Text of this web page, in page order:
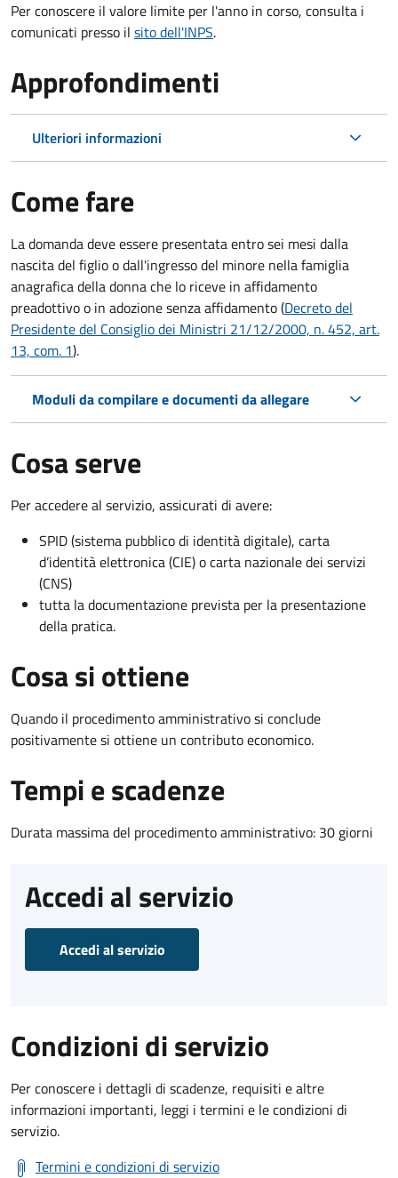
Per conoscere il valore limite per l'anno in corso, consulta i
comunicati presso il sito dell'INPS.
Approfondimenti
Ulteriori informazioni
Come fare
La domanda deve essere presentataentro sei mesi dalla
nascita del figlio o dall'ingresso del minore nella famiglia
anagrafica della donna che lo riceve in affidamento
preadottivo o in adozione senza affidamento (Decreto del
Presidente del Consiglio dei Ministri 21/12/2000, n. 452, art.
13, com. 1).
Moduli da compilare e documenti da allegare
Cosa serve
Per accedere al servizio, assicurati di avere:
SPID (sistema pubblico di identità digitale), carta
d’identità elettronica (CIE) o carta nazionale dei servizi
(CNS)
tutta la documentazione prevista per la presentazione
della pratica.
Cosa si ottiene
Quando il procedimento amministrativo si conclude
positivamente si ottiene un contributo economico.
Tempi e scadenze
Durata massima del procedimento amministrativo: 30 giorni
Accedi al servizio
Accedi al servizio
Condizioni di servizio
Per conoscere i dettagli di scadenze, requisiti e altre
informazioni importanti, leggi i termini e le condizioni di
servizio.
Termini e condizioni di servizio